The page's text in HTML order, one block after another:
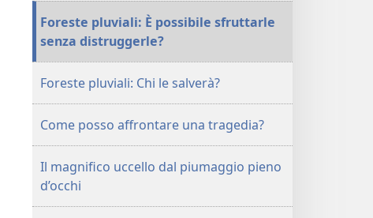
Foreste pluviali: È possibile sfruttarle
senza distruggerle?
Foreste pluviali: Chi le salverà?
Come posso affrontare una tragedia?
Il magnifico uccello dal piumaggio pieno
d’occhi